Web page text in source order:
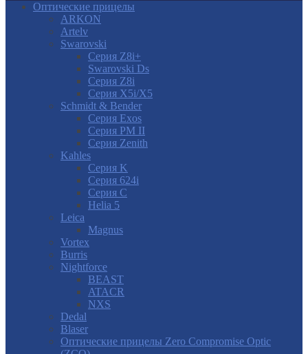
Оптические прицелы
ARKON
Artelv
Swarovski
Серия Z8i+
Swarovski Ds
Серия Z8i
Серия X5i/X5
Schmidt & Bender
Серия Exos
Серия PM II
Cерия Zenith
Kahles
Серия K
Серия 624i
Серия С
Helia 5
Leica
Magnus
Vortex
Burris
Nightforce
BEAST
ATACR
NXS
Dedal
Blaser
Оптические прицелы Zero Compromise Optic